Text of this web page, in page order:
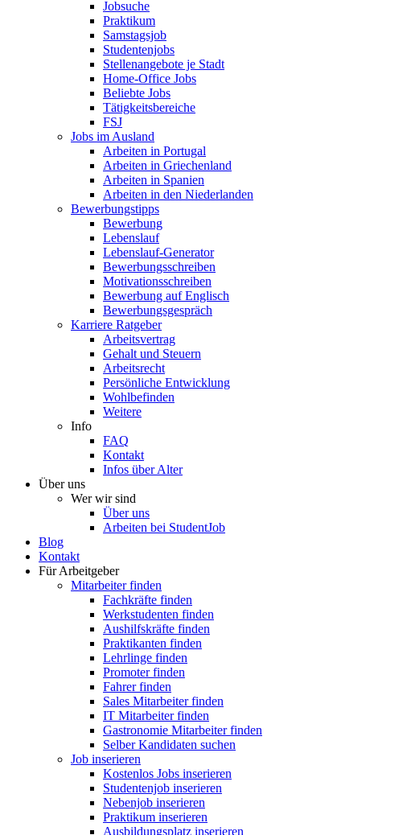
Jobsuche
Praktikum
Samstagsjob
Studentenjobs
Stellenangebote je Stadt
Home-Office Jobs
Beliebte Jobs
Tätigkeitsbereiche
FSJ
Jobs im Ausland
Arbeiten in Portugal
Arbeiten in Griechenland
Arbeiten in Spanien
Arbeiten in den Niederlanden
Bewerbungstipps
Bewerbung
Lebenslauf
Lebenslauf-Generator
Bewerbungsschreiben
Motivationsschreiben
Bewerbung auf Englisch
Bewerbungsgespräch
Karriere Ratgeber
Arbeitsvertrag
Gehalt und Steuern
Arbeitsrecht
Persönliche Entwicklung
Wohlbefinden
Weitere
Info
FAQ
Kontakt
Infos über Alter
Über uns
Wer wir sind
Über uns
Arbeiten bei StudentJob
Blog
Kontakt
Für Arbeitgeber
Mitarbeiter finden
Fachkräfte finden
Werkstudenten finden
Aushilfskräfte finden
Praktikanten finden
Lehrlinge finden
Promoter finden
Fahrer finden
Sales Mitarbeiter finden
IT Mitarbeiter finden
Gastronomie Mitarbeiter finden
Selber Kandidaten suchen
Job inserieren
Kostenlos Jobs inserieren
Studentenjob inserieren
Nebenjob inserieren
Praktikum inserieren
Ausbildungsplatz inserieren